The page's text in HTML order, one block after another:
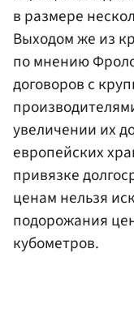
в размере
Выходом же из
по мнению
договоров с
увеличении их
европейских
привязке
ценам нельзя
подорожания
кубометров.